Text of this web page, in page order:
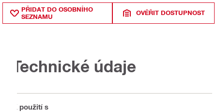
PŘIDAT DO OSOBNÍHO
SEZNAMU
OVĚŘIT DOSTUPNOST
Technické údaje
K použití s